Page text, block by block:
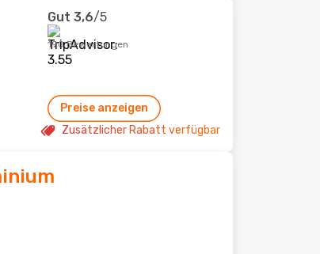
Gut 3,6/5
190 Bewertungen
Preise anzeigen
Zusätzlicher Rabatt verfügbar